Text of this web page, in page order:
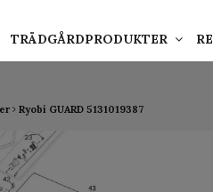
Ryobi GUARD 5131019387
TRÄDGÅRDPRODUKTER